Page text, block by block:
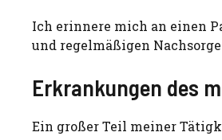
Ich erinnere mich an einen
und regelmäßigen
Erkrankungen des
Ein großer Teil meiner